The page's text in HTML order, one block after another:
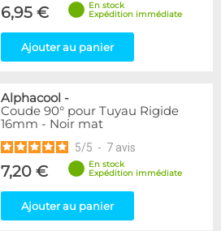
6,95 €
En stock
Expédition immédiate
Ajouter au panier
Alphacool -
Coude 90° pour Tuyau Rigide
16mm - Noir mat
5/5 - 7 avis
7,20 €
En stock
Expédition immédiate
Ajouter au panier